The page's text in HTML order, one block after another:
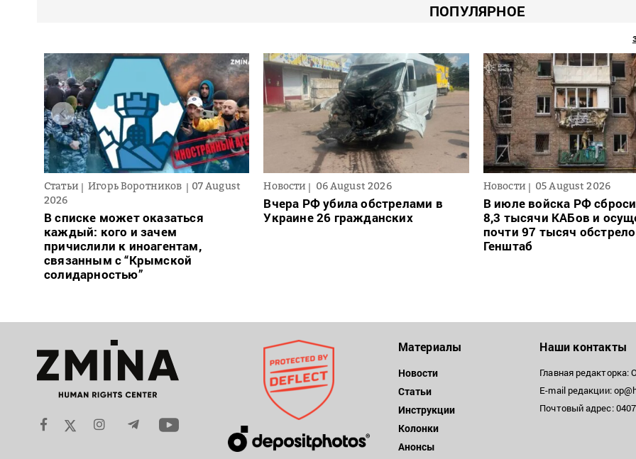
ПОПУЛЯРНОЕ
Статьи Игорь Воротников
07 August
2026
В списке может оказаться
каждый: кого и зачем
причислили к иноагентам,
связанным с “Крымской
солидарностью”
Новости 06 August 2026
Вчера РФ убила обстрелами в
Украине 26 гражданских
Новости 05 August 2026
В июле войска РФ
8,3 тысячи КАБов и
почти 97 тысяч
Генштаб
Материалы
Новости
Статьи
Инструкции
Колонки
Анонсы
Наши контакты
Главная редакторка:
E-mail редакции:
Почтовый адрес: